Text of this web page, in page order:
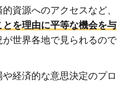
資源へのアクセスなど、
を理由に平等な機会を与
が世界各地で見られるので
経済的な意思決定のプロ